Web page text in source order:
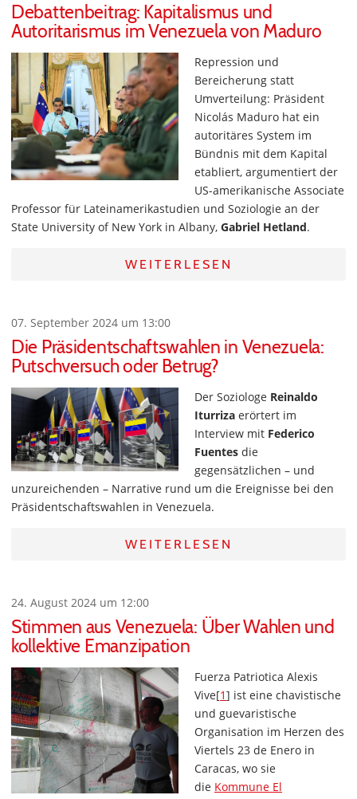
Debattenbeitrag: Kapitalismus und
Autoritarismus im Venezuela von Maduro
Repression und
Bereicherung statt
Umverteilung: Präsident
Nicolás Maduro hat ein
autoritäres System im
Bündnis mit dem Kapital
etabliert, argumentiert der
US-amerikanische Associate
Professor für Lateinamerikastudien und Soziologie an der
State University of New York in Albany, Gabriel Hetland.
WEITERLESEN
07. September 2024 um 13:00
Die Präsidentschaftswahlen in Venezuela:
Putschversuch oder Betrug?
Der Soziologe Reinaldo
Iturriza erörtert im
Interview mit Federico
Fuentes die
gegensätzlichen – und
unzureichenden – Narrative rund um die Ereignisse bei den
Präsidentschaftswahlen in Venezuela.
WEITERLESEN
24. August 2024 um 12:00
Stimmen aus Venezuela: Über Wahlen und
kollektive Emanzipation
Fuerza Patriotica Alexis
Vive[1] ist eine chavistische
und guevaristische
Organisation im Herzen des
Viertels 23 de Enero in
Caracas, wo sie
die Kommune El